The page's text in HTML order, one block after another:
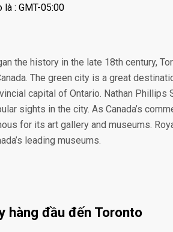
: GMT-05:00
the history in the late 18th century,
The green city is a great
capital of Ontario. Nathan Phillips
sights in the city. As Canada’s
for its art gallery and museums.
leading museums.
hàng đầu đến Toronto